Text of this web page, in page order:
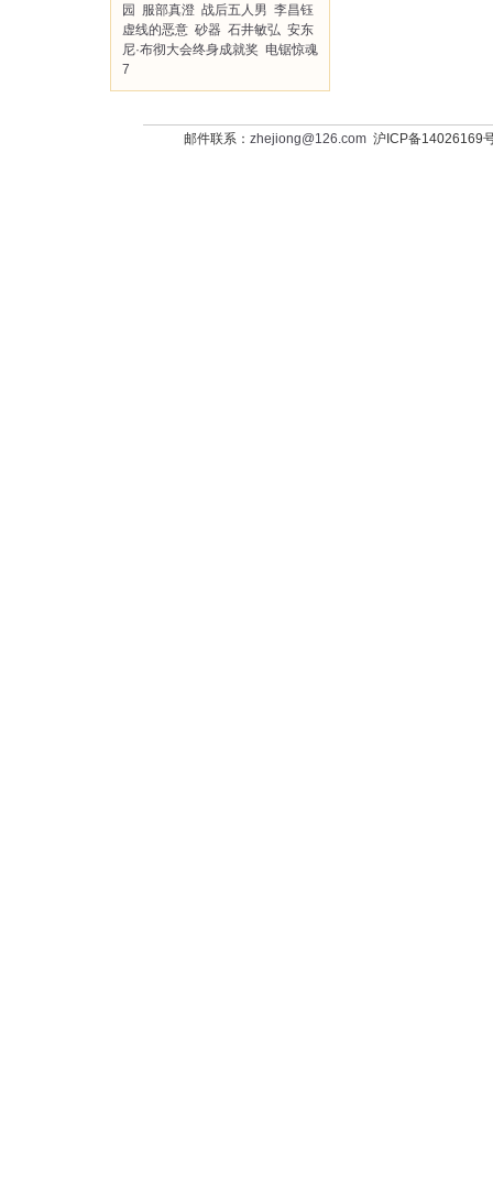
园 服部真澄 战后五人男 李昌钰
虚线的恶意 砂器 石井敏弘 安东
尼·布彻大会终身成就奖 电锯惊魂
7
邮件联系： zhejiong@126.com沪ICP备14026169